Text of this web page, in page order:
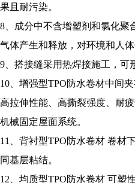
果且耐污染。
8、成分中不含增塑剂和氯化聚
气体产生和释放，对环境和人体
9、搭接缝采用热焊接施工，可
10、增强型TPO防水卷材中间
高拉伸性能、高撕裂强度、耐
机械固定屋面系统。
11、背衬型TPO防水卷材 卷材
同基层粘结。
12、均质型TPO防水卷材 可塑